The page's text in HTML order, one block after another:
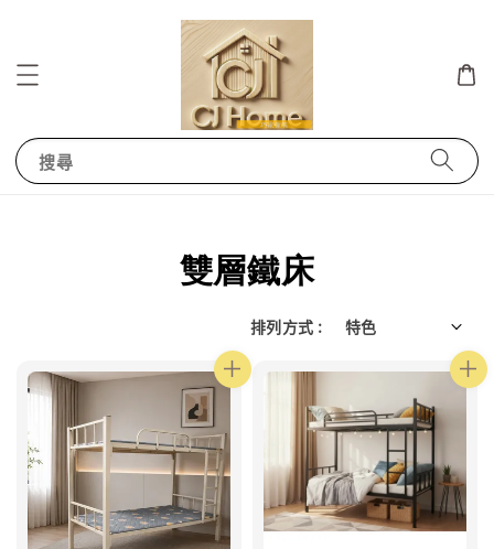
搜尋
雙層鐵床
排列方式 :